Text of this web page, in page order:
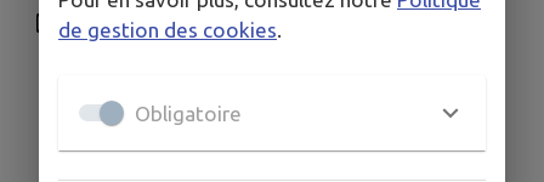
scolaire@ccvhs.fr
de gestion des cookies.
Obligatoire